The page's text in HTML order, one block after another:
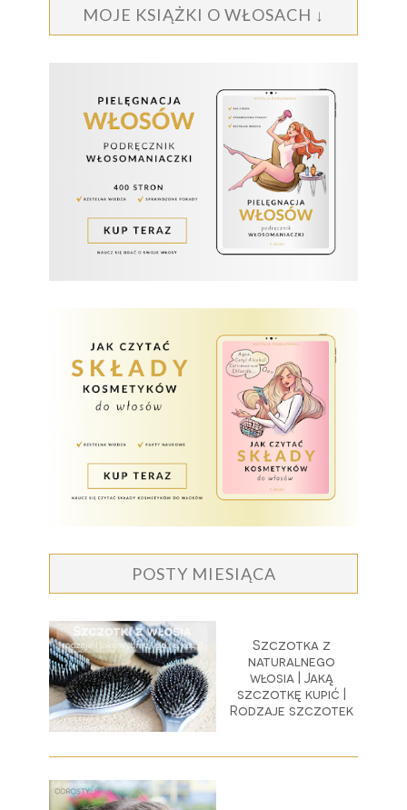
MOJE KSIĄŻKI O WŁOSACH ↓
POSTY MIESIĄCA
Szczotka z
naturalnego
włosia | Jaką
szczotkę kupić |
Rodzaje szczotek